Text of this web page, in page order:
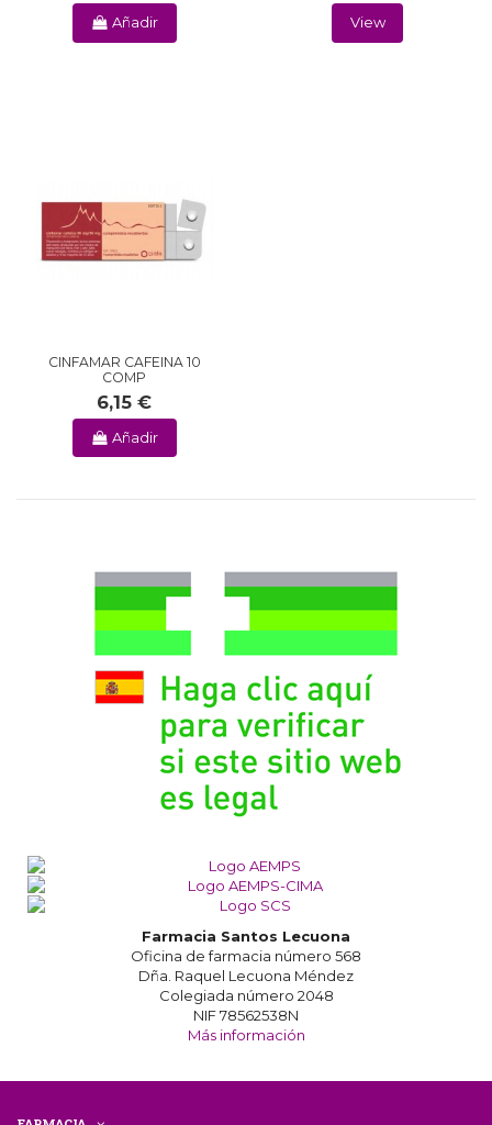
Añadir View
CINFAMAR CAFEINA 10
COMP
6,15 €
Añadir
Farmacia Santos Lecuona
Oficina de farmacia número 568
Dña. Raquel Lecuona Méndez
Colegiada número 2048
NIF 78562538N
Más información